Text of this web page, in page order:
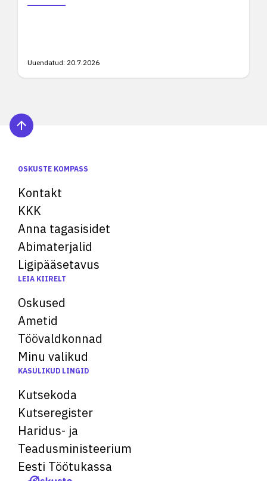
Uuendatud: 20.7.2026
OSKUSTE KOMPASS
Kontakt
KKK
Anna tagasisidet
Abimaterjalid
Ligipääsetavus
LEIA KIIRELT
Oskused
Ametid
Töövaldkonnad
Minu valikud
KASULIKUD LINGID
Kutsekoda
Kutseregister
Haridus- ja
Teadusministeerium
Eesti Töötukassa